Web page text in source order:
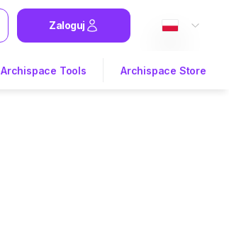
Zaloguj
Archispace Tools Archispace Store